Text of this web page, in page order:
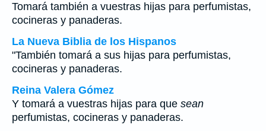
Tomará también a vuestras hijas para perfumistas,
cocineras y panaderas.
La Nueva Biblia de los Hispanos
"También tomará a sus hijas para perfumistas,
cocineras y panaderas.
Reina Valera Gómez
Y tomará a vuestras hijas para que sean
perfumistas, cocineras y panaderas.